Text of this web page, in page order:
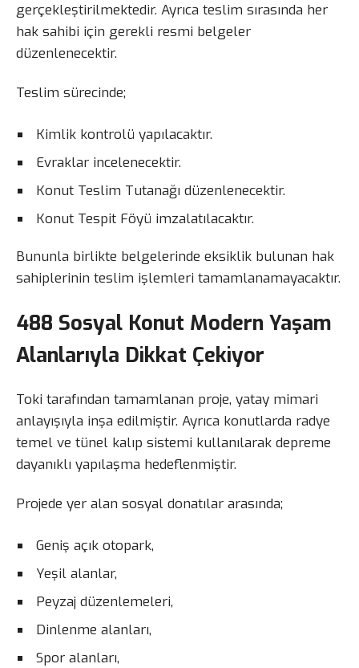
gerçekleştirilmektedir. Ayrıca teslim sırasında her
hak sahibi için gerekli resmi belgeler
düzenlenecektir.
Teslim sürecinde;
Kimlik kontrolü yapılacaktır.
Evraklar incelenecektir.
Konut Teslim Tutanağı düzenlenecektir.
Konut Tespit Föyü imzalatılacaktır.
Bununla birlikte belgelerinde eksiklik bulunan hak
sahiplerinin teslim işlemleri tamamlanamayacaktır.
488 Sosyal Konut Modern Yaşam
Alanlarıyla Dikkat Çekiyor
Toki tarafından tamamlanan proje, yatay mimari
anlayışıyla inşa edilmiştir. Ayrıca konutlarda radye
temel ve tünel kalıp sistemi kullanılarak depreme
dayanıklı yapılaşma hedeflenmiştir.
Projede yer alan sosyal donatılar arasında;
Geniş açık otopark,
Yeşil alanlar,
Peyzaj düzenlemeleri,
Dinlenme alanları,
Spor alanları,